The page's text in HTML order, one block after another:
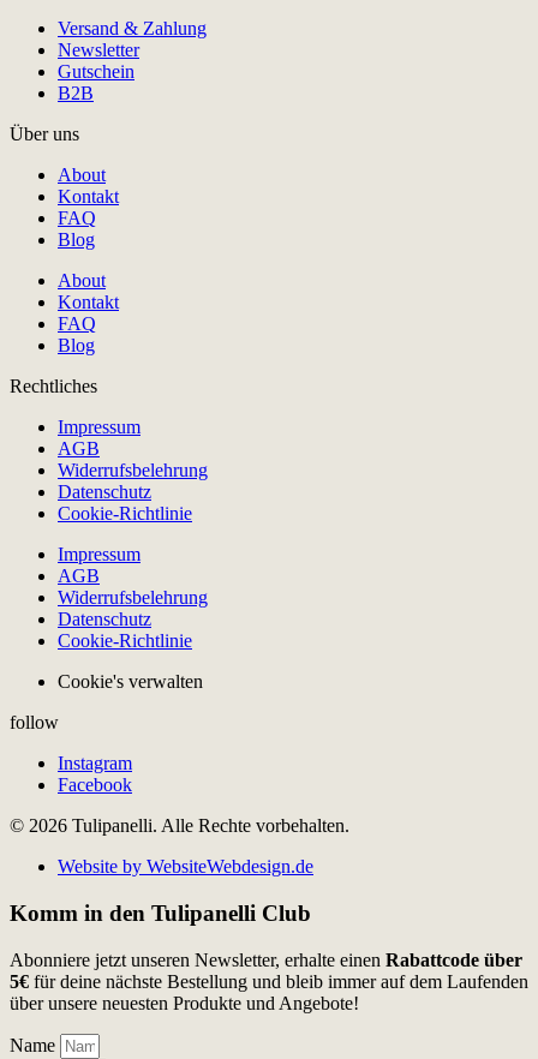
Versand & Zahlung
Newsletter
Gutschein
B2B
Über uns
About
Kontakt
FAQ
Blog
About
Kontakt
FAQ
Blog
Rechtliches
Impressum
AGB
Widerrufsbelehrung
Datenschutz
Cookie-Richtlinie
Impressum
AGB
Widerrufsbelehrung
Datenschutz
Cookie-Richtlinie
Cookie's verwalten
follow
Instagram
Facebook
© 2026 Tulipanelli. Alle Rechte vorbehalten.
Website by WebsiteWebdesign.de
Komm in den Tulipanelli Club
Abonniere jetzt unseren Newsletter, erhalte einen Rabattcode über
5€ für deine nächste Bestellung und bleib immer auf dem Laufenden
über unsere neuesten Produkte und Angebote!
Name